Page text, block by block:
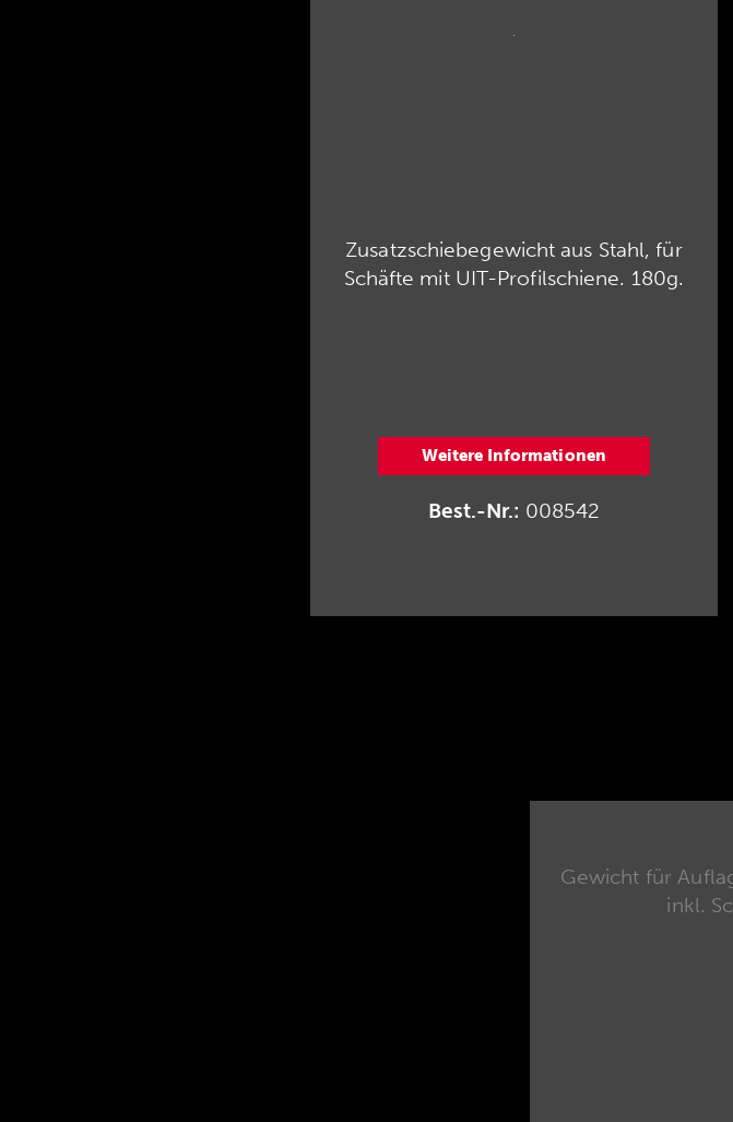
Zusatzschiebegewicht aus Stahl, für
Schäfte mit UIT-Profilschiene. 180g.
Weitere Informationen
Best.-Nr.: 008542
Gewicht für
inkl.